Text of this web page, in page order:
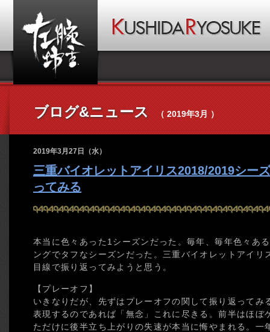
ブログ&ニュース （ 2019年3月 ）
2019年3月27日（水）
三重バイオレットアイリス2018/2019シー
ってみる
本当に色々あった1シーズンだった。毎年、毎年色々あ
ングでタフなシーズンだった。三重バイオレットアイ
目線で振り返ってみようと思う。
【プレーオフ】
いきなりだが、先ずはプレーオフの関して振り返ってみ
表現するのであれば「無念」これに尽きる。前半はほぼ
ただけに後半立ち上がりの失速が本当に悔やまれる。一